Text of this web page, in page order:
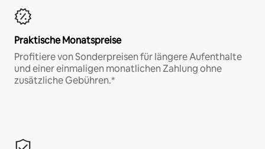
Praktische Monatspreise
Profitiere von Sonderpreisen für längere Aufenthalte
und einer einmaligen monatlichen Zahlung ohne
zusätzliche Gebühren.*